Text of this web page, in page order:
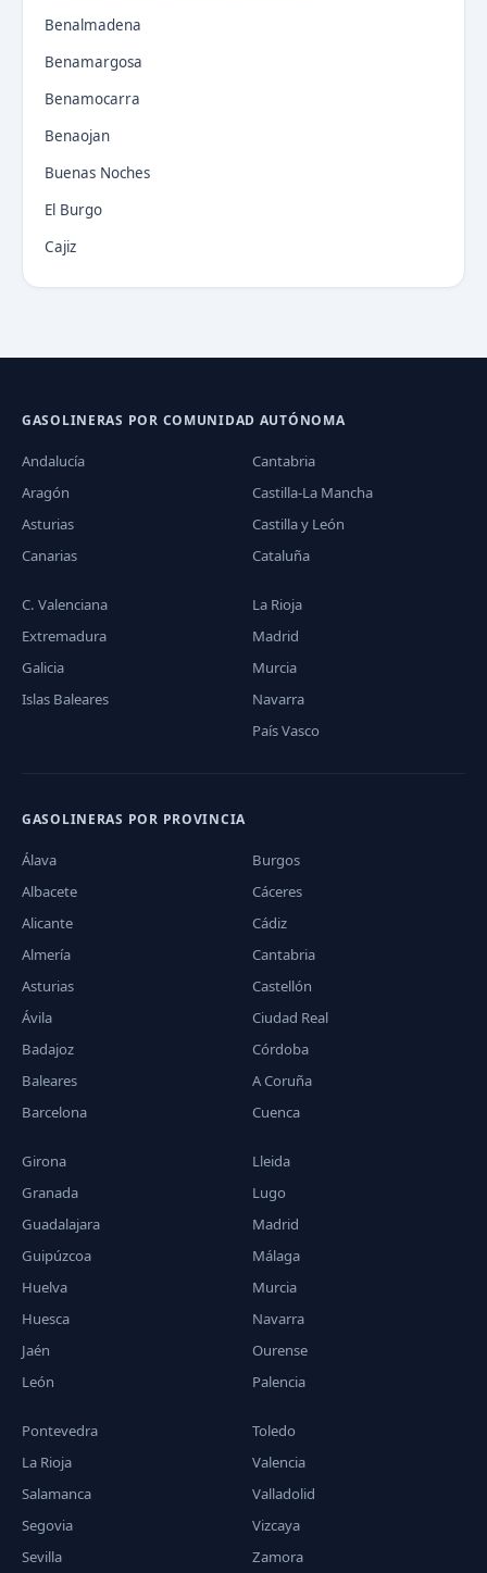
Benalmadena
Benamargosa
Benamocarra
Benaojan
Buenas Noches
El Burgo
Cajiz
GASOLINERAS POR COMUNIDAD AUTÓNOMA
Andalucía
Aragón
Asturias
Canarias
Cantabria
Castilla-La Mancha
Castilla y León
Cataluña
C. Valenciana
Extremadura
Galicia
Islas Baleares
La Rioja
Madrid
Murcia
Navarra
País Vasco
GASOLINERAS POR PROVINCIA
Álava
Albacete
Alicante
Almería
Asturias
Ávila
Badajoz
Baleares
Barcelona
Burgos
Cáceres
Cádiz
Cantabria
Castellón
Ciudad Real
Córdoba
A Coruña
Cuenca
Girona
Granada
Guadalajara
Guipúzcoa
Huelva
Huesca
Jaén
León
Lleida
Lugo
Madrid
Málaga
Murcia
Navarra
Ourense
Palencia
Pontevedra
La Rioja
Salamanca
Segovia
Sevilla
Toledo
Valencia
Valladolid
Vizcaya
Zamora